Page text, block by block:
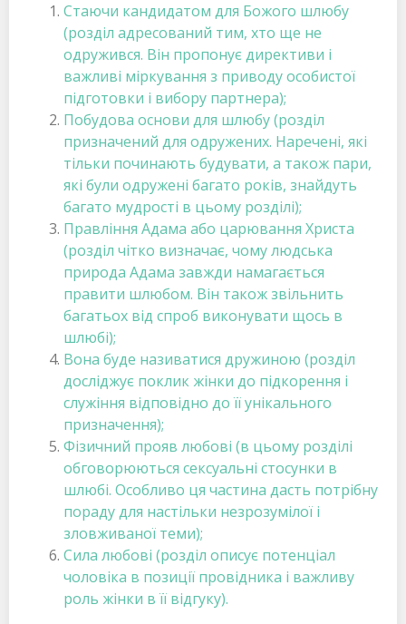
Стаючи кандидатом для Божого шлюбу
(розділ адресований тим, хто ще не
одружився. Він пропонує директиви і
важливі міркування з приводу особистої
підготовки і вибору партнера);
Побудова основи для шлюбу (розділ
призначений для одружених. Наречені, які
тільки починають будувати, а також пари,
які були одружені багато років, знайдуть
багато мудрості в цьому розділі);
Правління Адама або царювання Христа
(розділ чітко визначає, чому людська
природа Адама завжди намагається
правити шлюбом. Він також звільнить
багатьох від спроб виконувати щось в
шлюбі);
Вона буде називатися дружиною (розділ
досліджує поклик жінки до підкорення і
служіння відповідно до її унікального
призначення);
Фізичний прояв любові (в цьому розділі
обговорюються сексуальні стосунки в
шлюбі. Особливо ця частина дасть потрібну
пораду для настільки незрозумілої і
зловживаної теми);
Сила любові (розділ описує потенціал
чоловіка в позиції провідника і важливу
роль жінки в її відгуку).